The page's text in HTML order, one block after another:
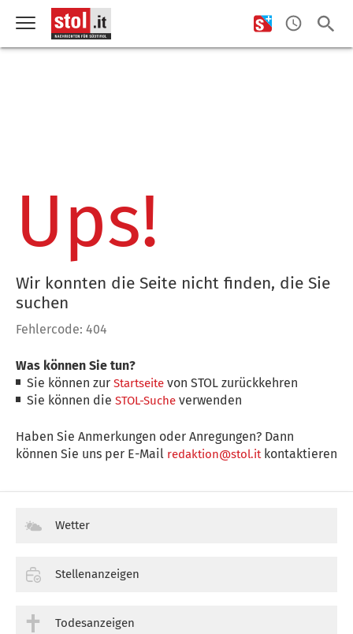
Ups!
Wir konnten die Seite nicht finden, die Sie
suchen
Fehlercode: 404
Was können Sie tun?
Sie können zurStartseite von STOL zurückkehren
Sie können dieSTOL-Suche verwenden
Haben Sie Anmerkungen oder Anregungen? Dann
können Sie uns per E-Mail redaktion@stol.itkontaktieren
Wetter
Stellenanzeigen
Todesanzeigen